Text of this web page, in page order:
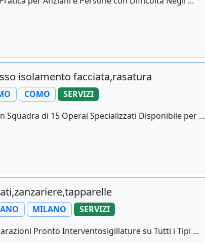
isolamento facciata,rasatura
COMO
SERVIZI
Squadra di 15 Operai Specializzati Disponibile per ...
MILANO
SERVIZI
Pronto Interventosigillature su Tutti i Tipi ...